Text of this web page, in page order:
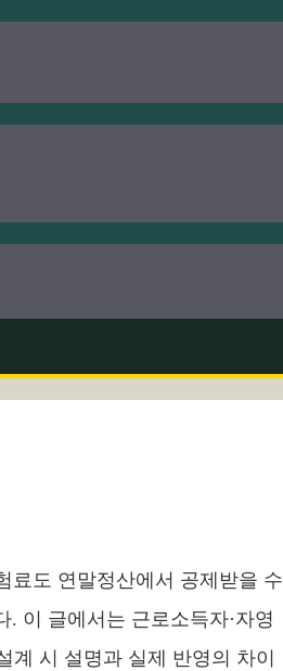
료도 연말정산에서 공제받을 수
이 글에서는 근로소득자·자영
시 설명과 실제 반영의 차이